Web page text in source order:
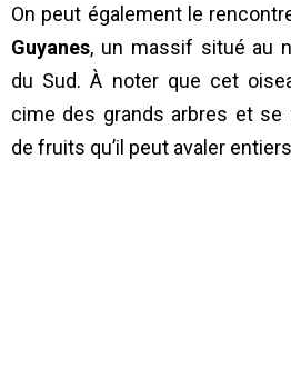
On peut également le
Guyanes, un massif situé au
du Sud. À noter que cet
cime des grands arbres et se
de fruits qu’il peut avaler